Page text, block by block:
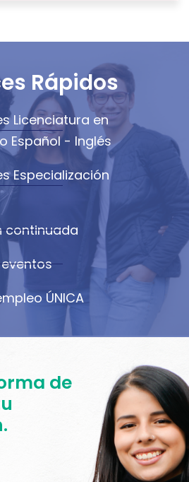
Rápidos
Licenciatura en
Español - Inglés
Especialización
continuada
ÚNICA
de